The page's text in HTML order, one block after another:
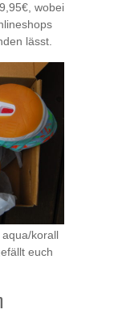
wobei
lässt.
aqua/korall
euch